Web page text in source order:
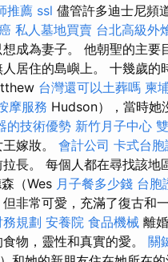
推薦 ssl 儘管許多迪士尼頻
私人墓地買賣 台北高級外
成為妻子。 他朝聖的主
居住的島嶼上。 十幾歲
台灣還可以土葬嗎 柬
摩服務 Hudson），當時她
的技術優勢 新竹月子中心
嫁妝。 會計公司 卡式台胞
長。 每個人都在尋找該地
（Wes 月子餐多少錢 台胞
非常可愛，充滿了復古和
規劃 安養院 食品機械 離
物，靈性和真實的愛。 關